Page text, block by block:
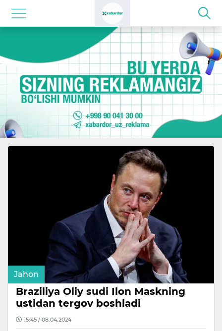
Jahon
Braziliya Oliy sudi Ilon Maskning
ustidan tergov boshladi
15:45 / 08.04.2024